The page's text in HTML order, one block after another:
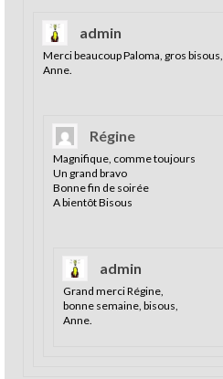
admin
Merci beaucoup Paloma, gros bisous,
Anne.
Régine
Magnifique, comme toujours
Un grand bravo
Bonne fin de soirée
A bientôt Bisous
admin
Grand merci Régine,
bonne semaine, bisous,
Anne.